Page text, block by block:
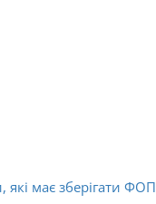
має зберігати ФОП